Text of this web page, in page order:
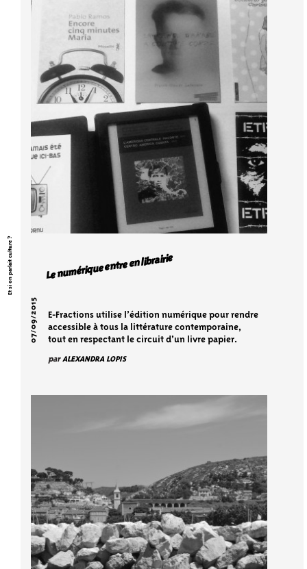
Et si on parlait culture ? Le numérique entre en librairie
07/09/2015
E-Fractions utilise l’édition numérique pour rendre
accessible à tous la littérature contemporaine,
tout en respectant le circuit d’un livre papier.
parALEXANDRA LOPIS